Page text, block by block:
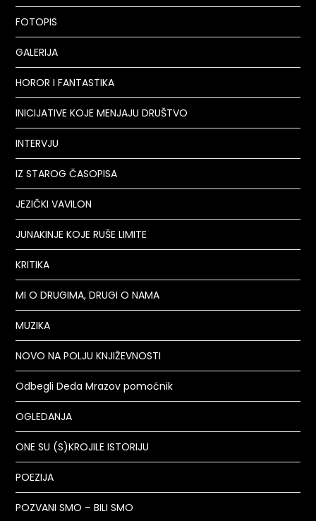
FOTOPIS
GALERIJA
HOROR I FANTASTIKA
INICIJATIVE KOJE MENJAJU DRUŠTVO
INTERVJU
IZ STAROG ČASOPISA
JEZIČKI VAVILON
JUNAKINJE KOJE RUŠE LIMITE
KRITIKA
MI O DRUGIMA, DRUGI O NAMA
MUZIKA
NOVO NA POLJU KNJIŽEVNOSTI
Odbegli Deda Mrazov pomoćnik
OGLEDANJA
ONE SU (S)KROJILE ISTORIJU
POEZIJA
POZVANI SMO – BILI SMO